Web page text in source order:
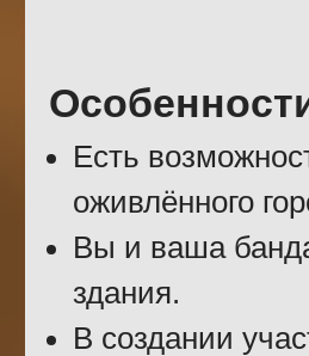
Есть
оживлённого
Вы и ваша
здания.
В создании